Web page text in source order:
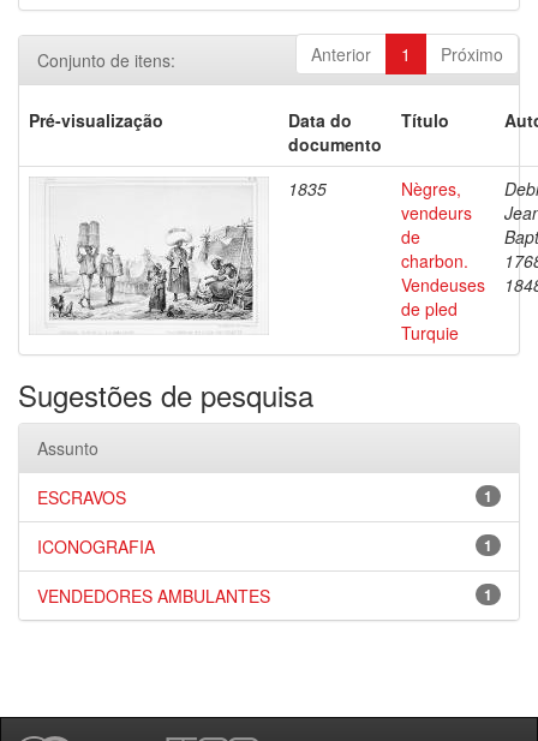
Anterior 1 Próximo
Conjunto de itens:
Pré-visualização
Data do
documento
Título
1835
Nègres,
vendeurs
de
charbon.
Vendeuses
de pled
Turquie
Sugestões de pesquisa
Assunto
1
ESCRAVOS
1
ICONOGRAFIA
1
VENDEDORES AMBULANTES